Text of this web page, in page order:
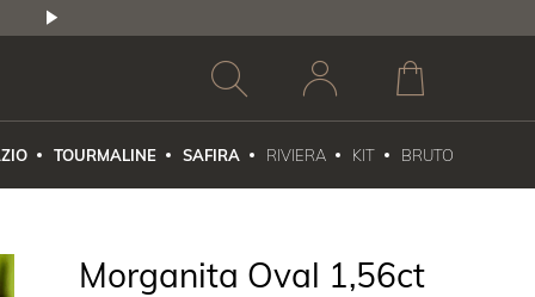
TOURMALINE SAFIRA RIVIERA KIT BRUTO
Morganita Oval 1,56ct